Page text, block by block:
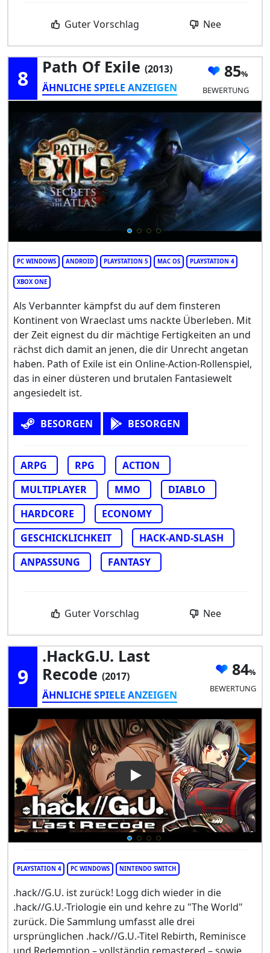
Guter Vorschlag Nee
8 Path Of Exile (2013)
ÄHNLICHE SPIELE ANZEIGEN
85
BEWERTUNG
PC WINDOWS ANDROID PLAYSTATION 5 MAC OS PLAYSTATION 4
XBOX ONE
Als Verbannter kämpfst du auf dem finsteren
Kontinent von Wraeclast ums nackte Überleben. Mit
der Zeit eignest du dir mächtige Fertigkeiten an und
rächst dich damit an jenen, die dir Unrecht angetan
haben. Path of Exile ist ein Online-Action-Rollenspiel,
das in einer düsteren und brutalen Fantasiewelt
angesiedelt ist.
BESORGEN BESORGEN
ARPG RPG
ACTION
MULTIPLAYER
MMO
DIABLO
HARDCORE
ECONOMY
GESCHICKLICHKEIT
HACK-AND-SLASH
ANPASSUNG
FANTASY
Guter Vorschlag Nee
9
.hackG.U. Last
Recode (2017)
ÄHNLICHE SPIELE ANZEIGEN
84
BEWERTUNG
Play Video: .hackG.U. Last
PLAYSTATION 4 PC WINDOWS NINTENDO SWITCH
.hack//G.U. ist zurück! Logg dich wieder in die
.hack//G.U.-Triologie ein und kehre zu "The World"
zurück. Die Sammlung umfasst alle drei
ursprünglichen .hack//G.U.-Titel Rebirth, Reminisce